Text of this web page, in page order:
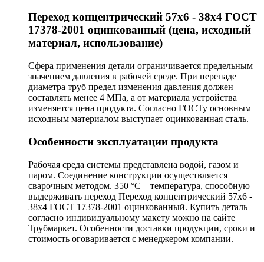
Переход концентрический 57х6 - 38х4 ГОСТ
17378-2001 оцинкованный (цена, исходный
материал, использование)
Сфера применения детали ограничивается предельным
значением давления в рабочей среде. При перепаде
диаметра труб предел изменения давления должен
составлять менее 4 МПа, а от материала устройства
изменяется цена продукта. Согласно ГОСТу основным
исходным материалом выступает оцинкованная сталь.
Особенности эксплуатации продукта
Рабочая среда системы представлена водой, газом и
паром. Соединение конструкции осуществляется
сварочным методом. 350 °С – температура, способную
выдерживать переход Переход концентрический 57х6 -
38х4 ГОСТ 17378-2001 оцинкованный. Купить деталь
согласно индивидуальному макету можно на сайте
Трубмаркет. Особенности доставки продукции, сроки и
стоимость оговаривается с менеджером компании.